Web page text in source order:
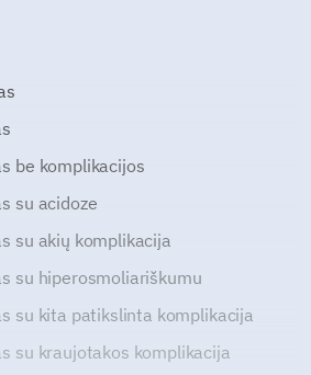
be komplikacijos
su acidoze
su akių komplikacija
su hiperosmoliariškumu
su kita patikslinta komplikacija
su kraujotakos komplikacija